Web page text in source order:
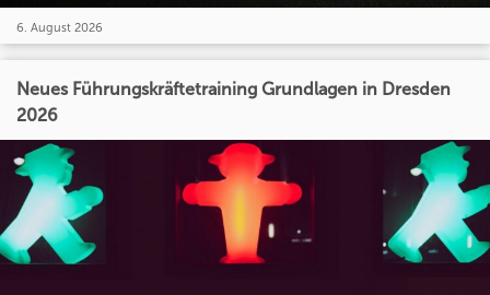
6. August 2026
Neues Führungskräftetraining Grundlagen in Dresden
2026